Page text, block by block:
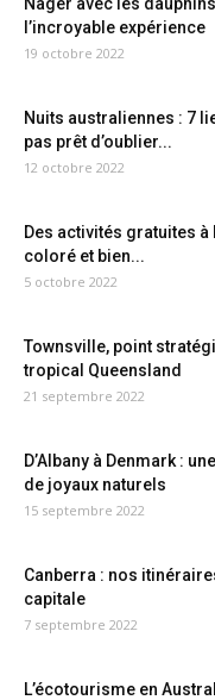
l’incroyable expérience
19 octobre 2022
Nuits australiennes : 7
pas prêt d’oublier...
12 octobre 2022
Des activités gratuites à
coloré et bien...
5 octobre 2022
Townsville, point
tropical Queensland
21 septembre 2022
D’Albany à Denmark :
de joyaux naturels
15 septembre 2022
Canberra : nos
capitale
7 septembre 2022
L’écotourisme en